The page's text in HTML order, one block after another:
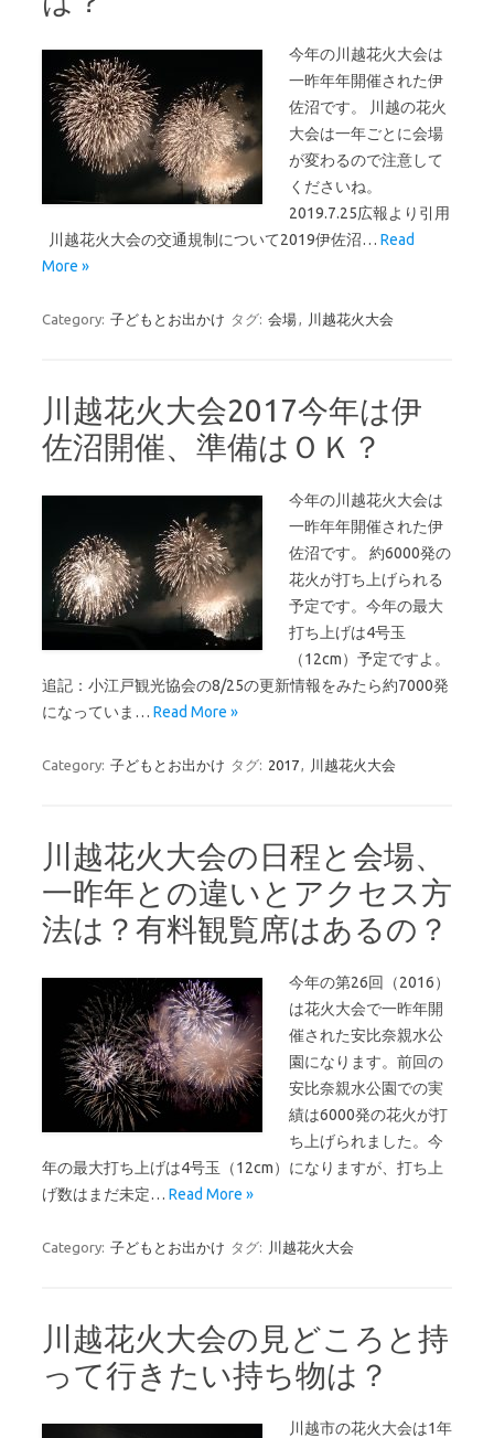
今年の川越花火大会は
一昨年年開催された伊
佐沼です。 川越の花火
大会は一年ごとに会場
が変わるので注意して
くださいね。
2019.7.25広報より引用
川越花火大会の交通規制について2019伊佐沼… Read
More »
Category: 子どもとお出かけ タグ: 会場, 川越花火大会
川越花火大会2017今年は伊
佐沼開催、準備はＯＫ？
今年の川越花火大会は
一昨年年開催された伊
佐沼です。 約6000発の
花火が打ち上げられる
予定です。今年の最大
打ち上げは4号玉
（12cm）予定ですよ。
追記：小江戸観光協会の8/25の更新情報をみたら約7000発
になっていま… Read More »
Category: 子どもとお出かけ タグ: 2017, 川越花火大会
川越花火大会の日程と会場、
一昨年との違いとアクセス方
法は？有料観覧席はあるの？
今年の第26回（2016）
は花火大会で一昨年開
催された安比奈親水公
園になります。前回の
安比奈親水公園での実
績は6000発の花火が打
ち上げられました。今
年の最大打ち上げは4号玉（12cm）になりますが、打ち上
げ数はまだ未定… Read More »
Category: 子どもとお出かけ タグ: 川越花火大会
川越花火大会の見どころと持
って行きたい持ち物は？
川越市の花火大会は1年